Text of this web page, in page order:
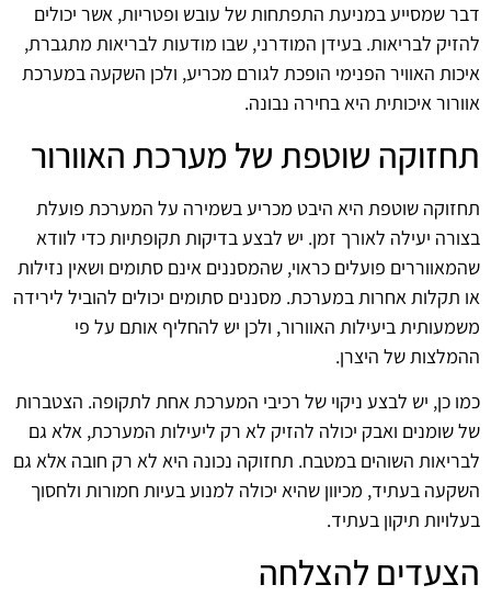
דבר שמסייע במניעת התפתחות של עובש ופטריות, אשר יכולים
להזיק לבריאות. בעידן המודרני, שבו מודעות לבריאות מתגברת,
איכות האוויר הפנימי הופכת לגורם מכריע, ולכן השקעה במערכת
אוורור איכותית היא בחירה נבונה.
תחזוקה שוטפת של מערכת האוורור
תחזוקה שוטפת היא היבט מכריע בשמירה על המערכת פועלת
בצורה יעילה לאורך זמן. יש לבצע בדיקות תקופתיות כדי לוודא
שהמאווררים פועלים כראוי, שהמסננים אינם סתומים ושאין נזילות
או תקלות אחרות במערכת. מסננים סתומים יכולים להוביל לירידה
משמעותית ביעילות האוורור, ולכן יש להחליף אותם על פי
ההמלצות של היצרן.
כמו כן, יש לבצע ניקוי של רכיבי המערכת אחת לתקופה. הצטברות
של שומנים ואבק יכולה להזיק לא רק ליעילות המערכת, אלא גם
לבריאות השוהים במטבח. תחזוקה נכונה היא לא רק חובה אלא גם
השקעה בעתיד, מכיוון שהיא יכולה למנוע בעיות חמורות ולחסוך
בעלויות תיקון בעתיד.
הצעדים להצלחה